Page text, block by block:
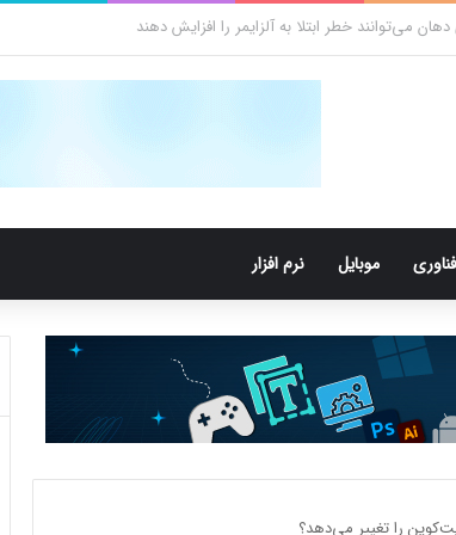
می‌توانند خطر ابتلا به آلزایمر را افزایش دهند
فناوری موبایل نرم افزار
را تغییر می‌دهد؟